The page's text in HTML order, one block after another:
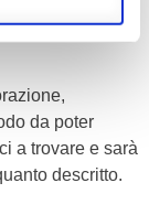
da poter
a trovare e sarà
descritto.